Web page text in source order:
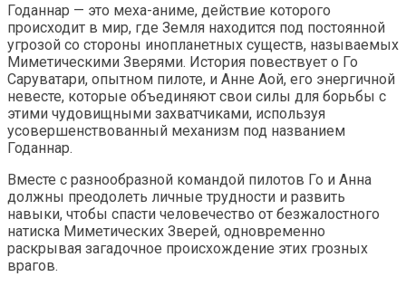
Годаннар — это меха-аниме, действие которого
происходит в мир, где Земля находится под постоянной
угрозой со стороны инопланетных существ, называемых
Миметическими Зверями. История повествует о Го
Саруватари, опытном пилоте, и Анне Аой, его энергичной
невесте, которые объединяют свои силы для борьбы с
этими чудовищными захватчиками, используя
усовершенствованный механизм под названием
Годаннар.
Вместе с разнообразной командой пилотов Го и Анна
должны преодолеть личные трудности и развить
навыки, чтобы спасти человечество от безжалостного
натиска Миметических Зверей, одновременно
раскрывая загадочное происхождение этих грозных
врагов.